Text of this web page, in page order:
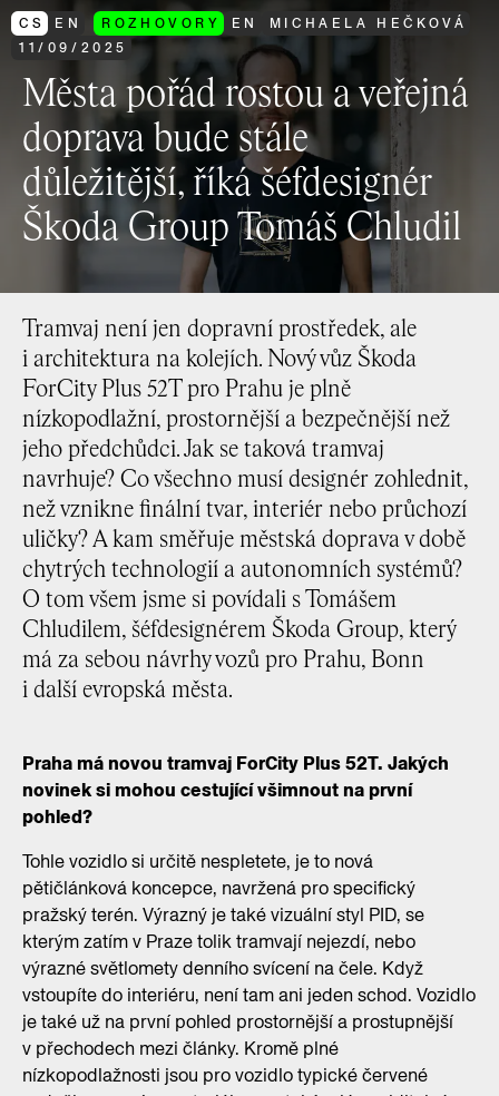
CS EN ROZHOVORY EN
MICHAELA HEČKOVÁ
11/ 09/ 2025
Města pořád rostou a veřejná
doprava bude stále
důležitější, říká šéfdesignér
Škoda Group Tomáš Chludil
Tramvaj není jen dopravní prostředek, ale
i architektura na kolejích. Nový vůz Škoda
ForCity Plus 52T pro Prahu je plně
nízkopodlažní, prostornější a bezpečnější než
jeho předchůdci. Jak se taková tramvaj
navrhuje? Co všechno musí designér zohlednit,
než vznikne finální tvar, interiér nebo průchozí
uličky? A kam směřuje městská doprava v době
chytrých technologií a autonomních systémů?
O tom všem jsme si povídali s Tomášem
Chludilem, šéfdesignérem Škoda Group, který
má za sebou návrhy vozů pro Prahu, Bonn
i další evropská města.
Praha má novou tramvaj ForCity Plus 52T. Jakých
novinek si mohou cestující všimnout na první
pohled?
Tohle vozidlo si určitě nespletete, je to nová
pětičlánková koncepce, navržená pro specifický
pražský terén. Výrazný je také vizuální styl PID, se
kterým zatím v Praze tolik tramvají nejezdí, nebo
výrazné světlomety denního svícení na čele. Když
vstoupíte do interiéru, není tam ani jeden schod. Vozidlo
je také už na první pohled prostornější a prostupnější
v přechodech mezi články. Kromě plné
nízkopodlažnosti jsou pro vozidlo typické červené